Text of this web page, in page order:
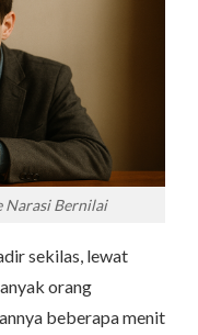
Narasi Bernilai
sekilas, lewat
orang
beberapa menit